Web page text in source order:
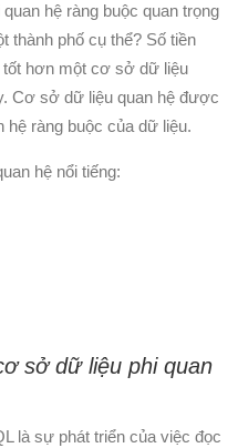
hệ ràng buộc quan trọng
thành phố cụ thể? Số tiền
tốt hơn một cơ sở dữ liệu
Cơ sở dữ liệu quan hệ được
ràng buộc của dữ liệu.
hệ nổi tiếng:
sở dữ liệu phi quan
là sự phát triển của việc đọc